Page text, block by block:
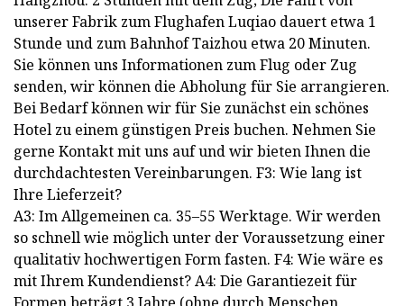
unserer Fabrik zum Flughafen Luqiao dauert etwa 1
Stunde und zum Bahnhof Taizhou etwa 20 Minuten.
Sie können uns Informationen zum Flug oder Zug
senden, wir können die Abholung für Sie arrangieren.
Bei Bedarf können wir für Sie zunächst ein schönes
Hotel zu einem günstigen Preis buchen. Nehmen Sie
gerne Kontakt mit uns auf und wir bieten Ihnen die
durchdachtesten Vereinbarungen. F3: Wie lang ist
Ihre Lieferzeit?
A3: Im Allgemeinen ca. 35–55 Werktage. Wir werden
so schnell wie möglich unter der Voraussetzung einer
qualitativ hochwertigen Form fasten. F4: Wie wäre es
mit Ihrem Kundendienst? A4: Die Garantiezeit für